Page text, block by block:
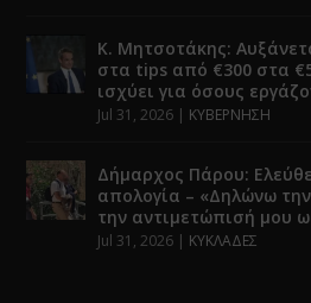
Κ. Μητσοτάκης:
στα tips από €300 στα
ισχύει για όσους
Jul 31, 2026 | ΚΥΒΕΡΝΗΣΗ
Δήμαρχος Πάρου:
απολογία – «Δηλώνω
την αντιμετώπισή μου
Jul 31, 2026 | ΚΥΚΛΑΔΕΣ